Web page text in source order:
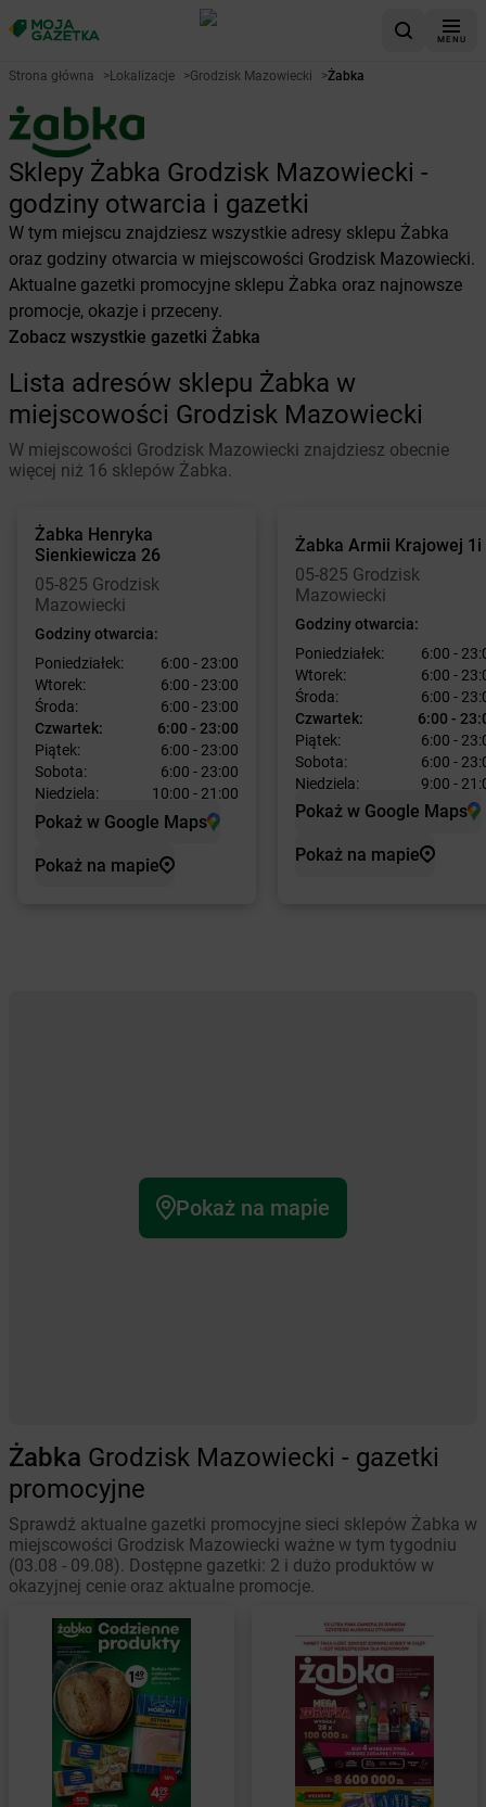
MENU
Strona główna >Lokalizacje >Grodzisk Mazowiecki >Żabka
Sklepy Żabka Grodzisk Mazowiecki -
godziny otwarcia i gazetki
W tym miejscu znajdziesz wszystkie adresy sklepu Żabka
oraz godziny otwarcia w miejscowości Grodzisk Mazowiecki.
Aktualne gazetki promocyjne sklepu Żabka oraz najnowsze
promocje, okazje i przeceny.
Zobacz wszystkie gazetki Żabka
Lista adresów sklepu Żabka w
miejscowości Grodzisk Mazowiecki
W miejscowości Grodzisk Mazowiecki znajdziesz obecnie
więcej niż 16 sklepów Żabka.
Żabka Henryka
Sienkiewicza 26
05-825 Grodzisk
Mazowiecki
Godziny otwarcia:
Poniedziałek:
6:00 - 23:00
Wtorek:
6:00 - 23:00
Środa:
6:00 - 23:00
Czwartek:
6:00 - 23:00
Piątek:
6:00 - 23:00
Sobota:
6:00 - 23:00
Niedziela:
10:00 - 21:00
Pokaż w Google Maps
Pokaż na mapie
Żabka Armii Krajowej 1i
05-825 Grodzisk
Mazowiecki
Godziny otwarcia:
Poniedziałek:
6:00 -
Wtorek:
6:00 -
Środa:
6:00 -
Czwartek:
6:00 -
Piątek:
6:00 -
Sobota:
6:00 -
Niedziela:
9:00 -
Pokaż w Google Maps
Pokaż na mapie
Pokaż na mapie
Żabka Grodzisk Mazowiecki - gazetki
promocyjne
Sprawdź aktualne gazetki promocyjne sieci sklepów Żabka w
miejscowości Grodzisk Mazowiecki ważne w tym tygodniu
(03.08 - 09.08). Dostępne gazetki: 2 i dużo produktów w
okazyjnej cenie oraz aktualne promocje.